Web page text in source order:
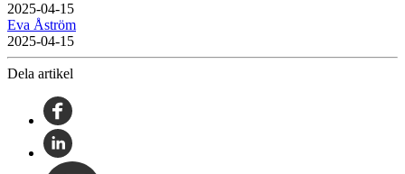
2025-04-15
Eva Åström
2025-04-15
Dela artikel